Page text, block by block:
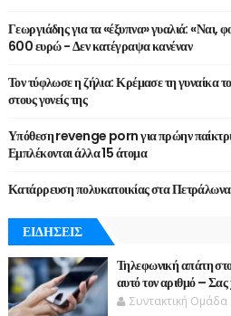
Γεωργιάδης για τα «έξυπνα» γυαλιά:
600 ευρώ - Δεν κατέγραψα κανέναν
Τον τύφλωσε η ζήλια: Κρέμασε τη γυναίκα
στους γονείς της
Υπόθεση revenge porn για πρώην
Εμπλέκονται άλλα 15 άτομα
Κατάρρευση πολυκατοικίας στα
ΕΙΔΗΣΕΙΣ
Τηλεφωνική απάτη
αυτό τον αριθμό –
Συντακτική Ομάδα